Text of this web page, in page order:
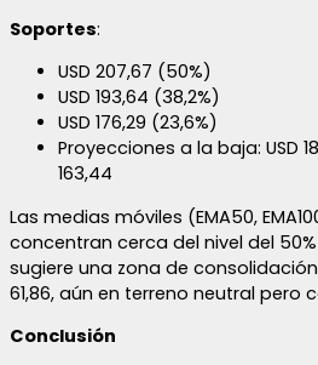
Soportes:
USD 207,67 (50%)
USD 193,64 (38,2%)
USD 176,29 (23,6%)
Proyecciones a la baja: USD
163,44
Las medias móviles (EMA50,
concentran cerca del nivel del
sugiere una zona de
61,86, aún en terreno neutral pero
Conclusión